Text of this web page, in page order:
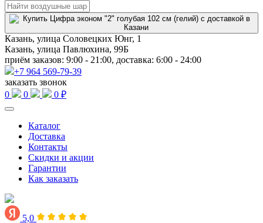
Казань, улица Соловецких Юнг, 1
Казань, улица Павлюхина, 99Б
приём заказов: 9:00 - 21:00, доставка: 6:00 - 24:00
+7 964 569-79-39
заказать звонок
0
0 0 ₽
Каталог
Доставка
Контакты
Скидки и акции
Гарантии
Как заказать
5,0